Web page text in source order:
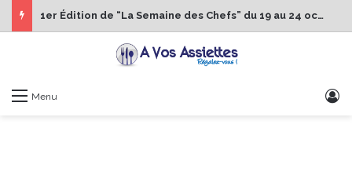
1er Édition de “La Semaine des Chefs” du 19 au 24 octobre 2026
Menu